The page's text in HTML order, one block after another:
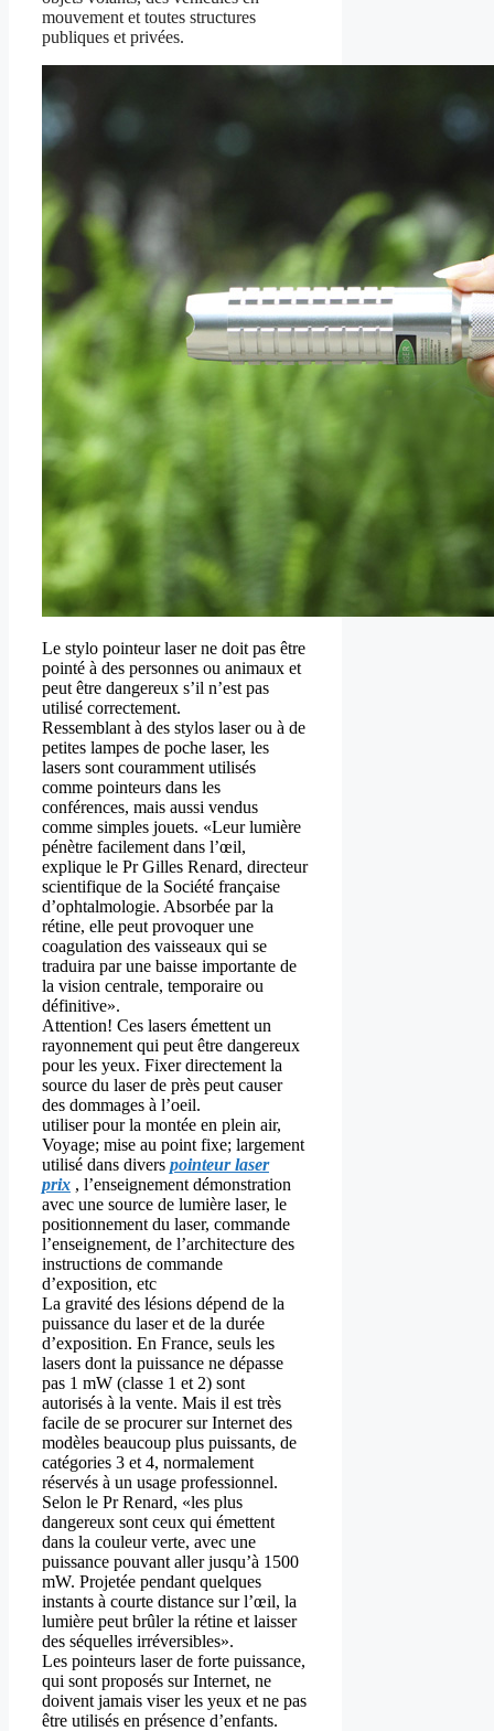
mouvement et toutes structures
publiques et privées.
Le stylo pointeur laser ne doit pas être
pointé à des personnes ou animaux et
peut être dangereux s’il n’est pas
utilisé correctement.
Ressemblant à des stylos laser ou à de
petites lampes de poche laser, les
lasers sont couramment utilisés
comme pointeurs dans les
conférences, mais aussi vendus
comme simples jouets. «Leur lumière
pénètre facilement dans l’œil,
explique le Pr Gilles Renard, directeur
scientifique de la Société française
d’ophtalmologie. Absorbée par la
rétine, elle peut provoquer une
coagulation des vaisseaux qui se
traduira par une baisse importante de
la vision centrale, temporaire ou
définitive».
Attention! Ces lasers émettent un
rayonnement qui peut être dangereux
pour les yeux. Fixer directement la
source du laser de près peut causer
des dommages à l’oeil.
utiliser pour la montée en plein air,
Voyage; mise au point fixe; largement
utilisé dans divers pointeur laser
prix , l’enseignement démonstration
avec une source de lumière laser, le
positionnement du laser, commande
l’enseignement, de l’architecture des
instructions de commande
d’exposition, etc
La gravité des lésions dépend de la
puissance du laser et de la durée
d’exposition. En France, seuls les
lasers dont la puissance ne dépasse
pas 1 mW (classe 1 et 2) sont
autorisés à la vente. Mais il est très
facile de se procurer sur Internet des
modèles beaucoup plus puissants, de
catégories 3 et 4, normalement
réservés à un usage professionnel.
Selon le Pr Renard, «les plus
dangereux sont ceux qui émettent
dans la couleur verte, avec une
puissance pouvant aller jusqu’à 1500
mW. Projetée pendant quelques
instants à courte distance sur l’œil, la
lumière peut brûler la rétine et laisser
des séquelles irréversibles».
Les pointeurs laser de forte puissance,
qui sont proposés sur Internet, ne
doivent jamais viser les yeux et ne pas
être utilisés en présence d’enfants.